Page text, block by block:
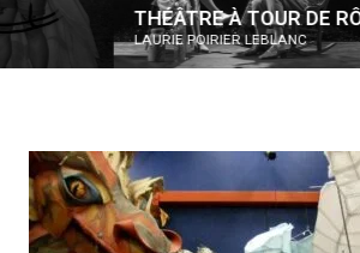
THÉÂTRE À TOUR DE RÔLE
LAURIE POIRIER LEBLANC